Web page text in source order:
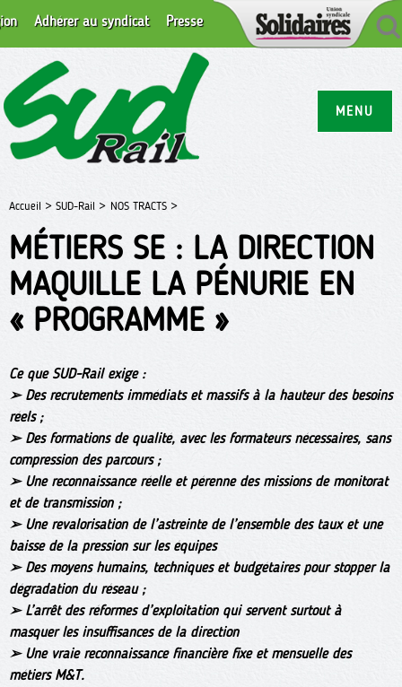
MENU
Adhérer au syndicat Presse
Accueil > SUD-Rail > NOS TRACTS >
MÉTIERS SE : LA DIRECTION
MAQUILLE LA PÉNURIE EN
« PROGRAMME »
Ce que SUD-Rail exige :
➢ Des recrutements immédiats et massifs à la hauteur des besoins
réels ;
➢ Des formations de qualité, avec les formateurs nécessaires, sans
compression des parcours ;
➢ Une reconnaissance réelle et pérenne des missions de monitorat
et de transmission ;
➢ Une revalorisation de l’astreinte de l’ensemble des taux et une
baisse de la pression sur les équipes
➢ Des moyens humains, techniques et budgétaires pour stopper la
dégradation du réseau ;
➢ L’arrêt des réformes d’exploitation qui servent surtout à
masquer les insuffisances de la direction
➢ Une vraie reconnaissance financière fixe et mensuelle des
métiers M&T.